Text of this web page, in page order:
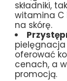
składniki,
witamina C
na skórę.
oferować
cenach, a
promocją.